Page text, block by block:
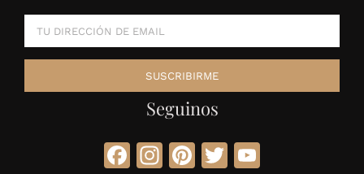
Seguinos
Facebook
Instagram
Pinterest
Twitter